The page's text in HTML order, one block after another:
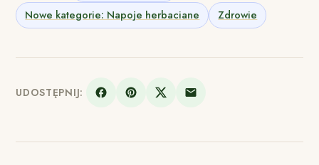
Nowe kategorie: Napoje herbaciane
Zdrowie
UDOSTĘPNIJ: